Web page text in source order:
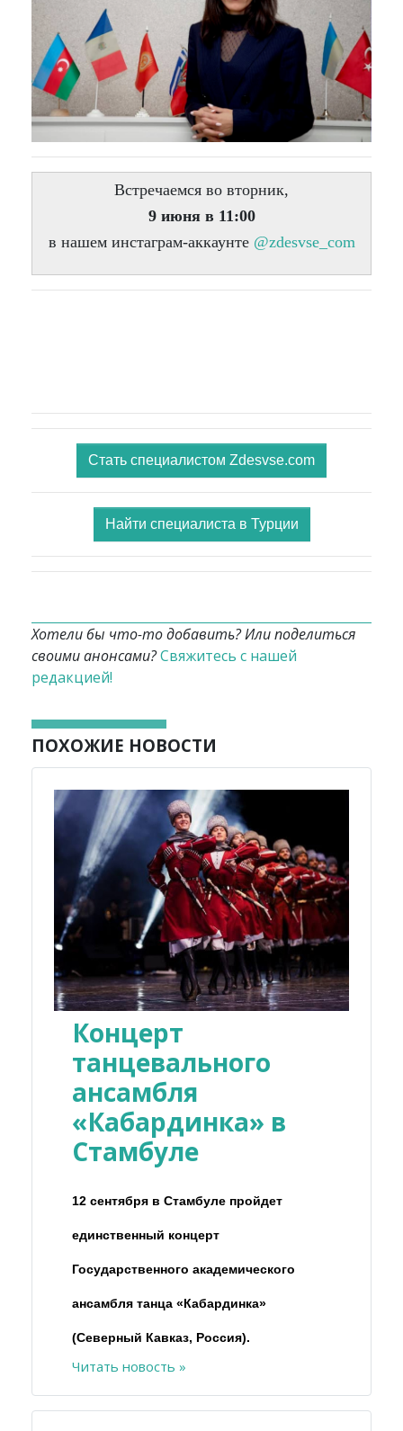
Встречаемся во вторник,
9 июня в 11:00
в нашем инстаграм-аккаунте @zdesvse_com
Стать специалистом Zdesvse.com
Найти специалиста в Турции
Хотели бы что-то добавить? Или поделиться
своими анонсами?Свяжитесь с нашей
редакцией!
ПОХОЖИЕ НОВОСТИ
Концерт
танцевального
ансамбля
«Кабардинка» в
Стамбуле
12 сентября в Стамбуле пройдет
единственный концерт
Государственного академического
ансамбля танца «Кабардинка»
(Северный Кавказ, Россия).
Читать новость »